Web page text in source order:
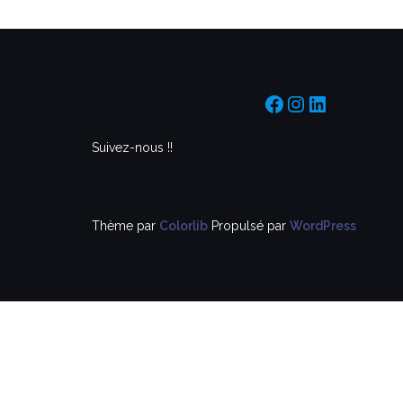
https://
https://
https://
Suivez-nous !!
Thème par Colorlib Propulsé par WordPress